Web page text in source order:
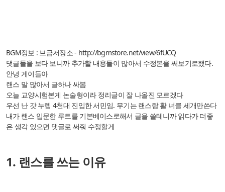
BGM정보 : 브금저장소 - http://bgmstore.net/view/6fUCQ
댓글들을 보다 보니까 추가할 내용들이 많아서 수정본을 써보기로했다.
안녕 게이들아
랜스 말 많아서 글하나 싸봄
오늘 교양시험본게 논술형이라 정리글이 잘 나올진 모르겠다
우선 난 갓 누렙 4천대 진입한 서민임. 무기는 랜스랑 활 너클 세개만쓴다
내가 랜스 입문한 루트를 기본베이스로해서 글을 쓸테니까 읽다가 더좋
은 생각 있으면 댓글로 써줘 수정할게
1. 랜스를 쓰는 이유